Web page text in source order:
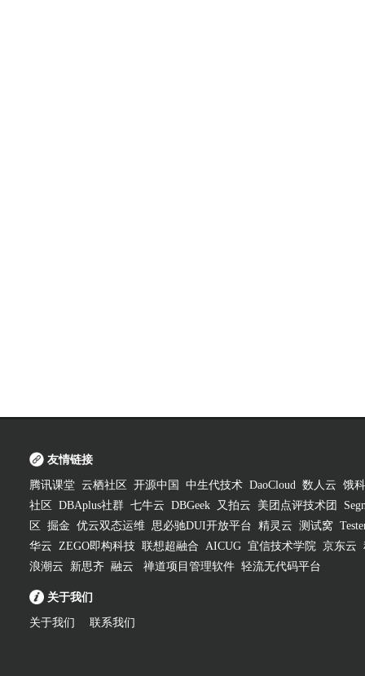
友情链接
腾讯课堂 云栖社区 开源中国 中生代技术 DaoCloud 数人云 饿
社区
DBAplus社群 七牛云 DBGeek 又拍云 美团点评技术团
区
掘金 优云双态运维 思必驰DUI开放平台 精灵云 测试窝
华云 ZEGO即构科技 联想超融合 AICUG 宜信技术学院 京东云
浪潮云
新思齐 融云 禅道项目管理软件 轻流无代码平台
关于我们
关于我们 联系我们